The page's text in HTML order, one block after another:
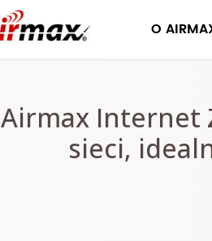
O
Airmax Internet
sieci,